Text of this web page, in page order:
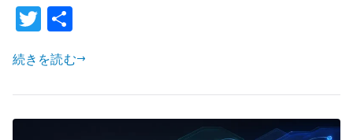
address-
group
/
group
/
T
w
it
te
r
続きを読む